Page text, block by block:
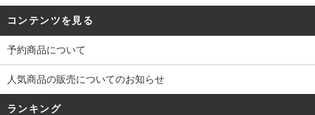
コンテンツを見る
予約商品について
人気商品の販売についてのお知らせ
ランキング